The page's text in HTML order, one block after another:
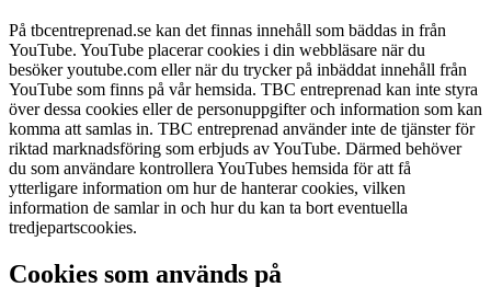
På tbcentreprenad.se kan det finnas innehåll som bäddas in från
YouTube. YouTube placerar cookies i din webbläsare när du
besöker youtube.com eller när du trycker på inbäddat innehåll från
YouTube som finns på vår hemsida. TBC entreprenad kan inte styra
över dessa cookies eller de personuppgifter och information som kan
komma att samlas in. TBC entreprenad använder inte de tjänster för
riktad marknadsföring som erbjuds av YouTube. Därmed behöver
du som användare kontrollera YouTubes hemsida för att få
ytterligare information om hur de hanterar cookies, vilken
information de samlar in och hur du kan ta bort eventuella
tredjepartscookies.
Cookies som används på